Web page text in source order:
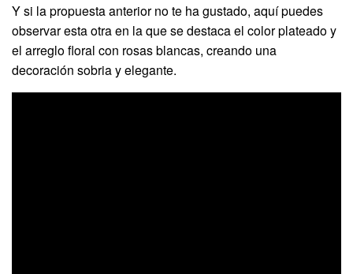
Y si la propuesta anterior no te ha gustado, aquí puedes
observar esta otra en la que se destaca el color plateado y
el arreglo floral con rosas blancas, creando una
decoración sobria y elegante.